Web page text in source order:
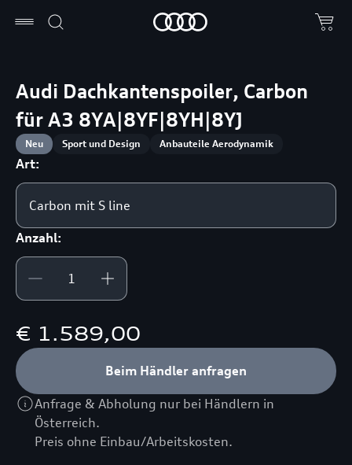
Audi Dachkantenspoiler, Carbon
für A3 8YA|8YF|8YH|8YJ
Neu Sport und Design Anbauteile Aerodynamik
Art:
Carbon mit S line
Anzahl:
€ 1.589,00
Beim Händler anfragen
Anfrage & Abholung nur bei Händlern in
Österreich.
Preis ohne Einbau/Arbeitskosten.